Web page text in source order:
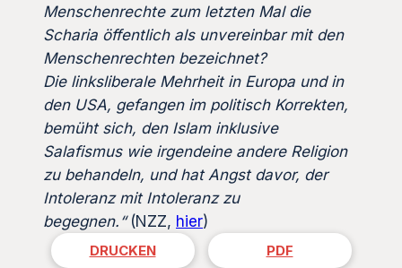
Menschenrechte zum letzten Mal die
Scharia öffentlich als unvereinbar mit den
Menschenrechten bezeichnet?
Die linksliberale Mehrheit in Europa und in
den USA, gefangen im politisch Korrekten,
bemüht sich, den Islam inklusive
Salafismus wie irgendeine andere Religion
zu behandeln, und hat Angst davor, der
Intoleranz mit Intoleranz zu
begegnen.“(NZZ, hier)
DRUCKEN PDF